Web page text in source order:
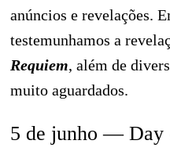
anúncios e revelações.
testemunhamos a
Requiem, além de
muito aguardados.
5 de junho — Day